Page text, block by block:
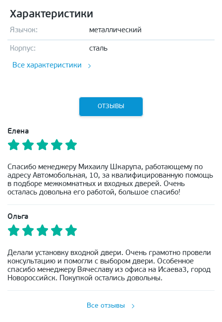
Характеристики
Язычок: металлический
Корпус: сталь
Все характеристики
ОТЗЫВЫ
Елена
Спасибо менеджеру Михаилу Шкарупа, работающему по
адресу Автомобольная, 10, за квалифицированную помощь
в подборе межкомнатных и входных дверей. Очень
осталась довольна его работой, большое спасибо!
Ольга
Делали установку входной двери. Очень грамотно провели
консультацию и помогли с выбором двери. Особенное
спасибо менеджеру Вячеславу из офиса на Исаева3, город
Новороссийск. Покупкой остались довольны.
Все отзывы